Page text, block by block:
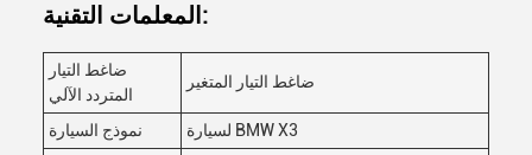
المعلمات التقنية:
ضاغط التيار
المتردد الآلي
ضاغط التيار المتغير
نموذج السيارة
لسيارة BMW X3